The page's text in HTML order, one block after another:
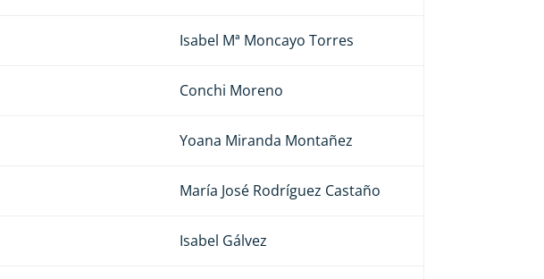
Isabel Mª Moncayo Torres
Conchi Moreno
Yoana Miranda Montañez
María José Rodríguez Castaño
Isabel Gálvez